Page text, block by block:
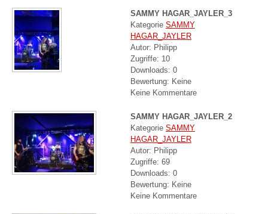
SAMMY HAGAR_JAYLER_3
Kategorie SAMMY
HAGAR_JAYLER
Autor: Philipp
Zugriffe: 10
Downloads: 0
Bewertung: Keine
Keine Kommentare
SAMMY HAGAR_JAYLER_2
Kategorie SAMMY
HAGAR_JAYLER
Autor: Philipp
Zugriffe: 69
Downloads: 0
Bewertung: Keine
Keine Kommentare